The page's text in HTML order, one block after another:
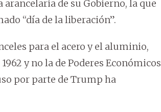
de su Gobierno, la que
“día de la liberación”.
para el acero y el aluminio,
y no la de Poderes Económicos
por parte de Trump ha